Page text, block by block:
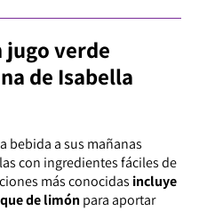
jugo verde
de Isabella
bebida a sus mañanas
con ingredientes fáciles de
más conocidas incluye
de limónpara aportar